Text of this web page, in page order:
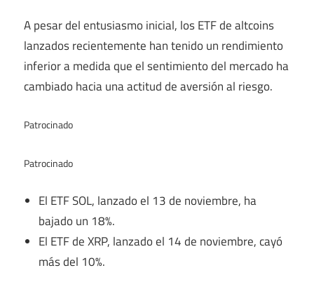
A pesar del entusiasmo inicial, los ETF de altcoins
lanzados recientemente han tenido un rendimiento
inferior a medida que el sentimiento del mercado ha
cambiado hacia una actitud de aversión al riesgo.
Patrocinado
Patrocinado
El ETF SOL, lanzado el 13 de noviembre, ha
bajado un 18%.
El ETF de XRP, lanzado el 14 de noviembre, cayó
más del 10%.